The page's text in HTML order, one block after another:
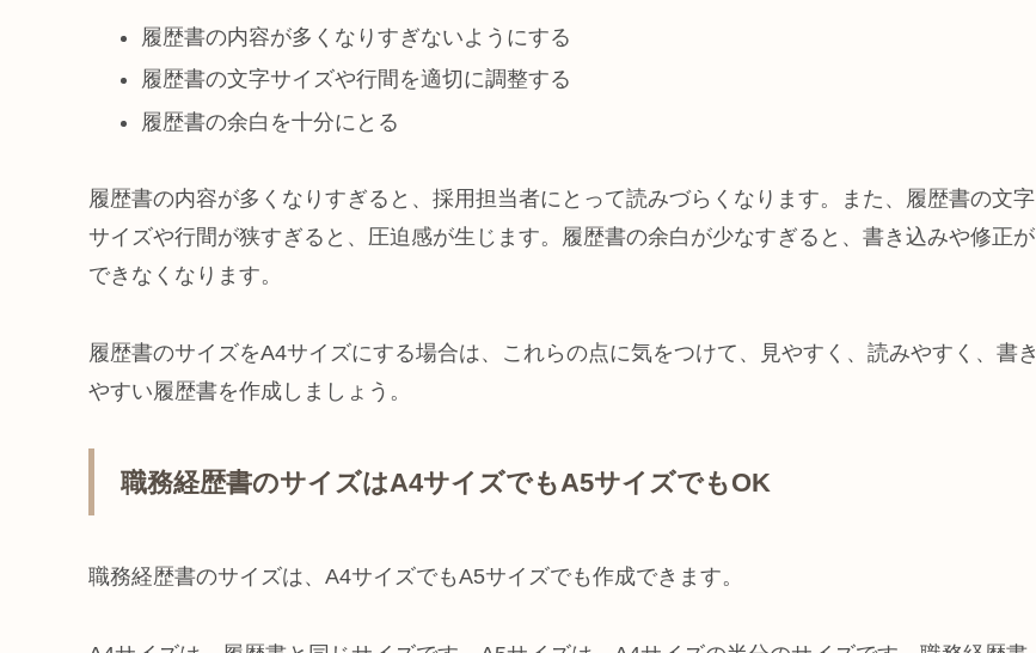
履歴書の内容が多くなりすぎないようにする
履歴書の文字サイズや行間を適切に調整する
履歴書の余白を十分にとる
履歴書の内容が多くなりすぎると、採用担当者にとって読みづらくなります。また、履歴書の文字
サイズや行間が狭すぎると、圧迫感が生じます。履歴書の余白が少なすぎると、書き込みや修正が
できなくなります。
履歴書のサイズをA4サイズにする場合は、これらの点に気をつけて、見やすく、読みやすく、書き
やすい履歴書を作成しましょう。
職務経歴書のサイズはA4サイズでもA5サイズでもOK
職務経歴書のサイズは、A4サイズでもA5サイズでも作成できます。